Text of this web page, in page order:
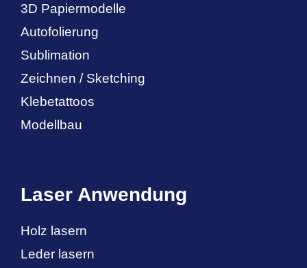
3D Papiermodelle
Autofolierung
Sublimation
Zeichnen / Sketching
Klebetattoos
Modellbau
Laser Anwendung
Holz lasern
Leder lasern